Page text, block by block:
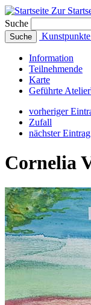
Zur
Suche
Suche
Information
Teilnehmende
Karte
Geführte
vorheriger
Zufall
nächster Eintrag
Cornelia